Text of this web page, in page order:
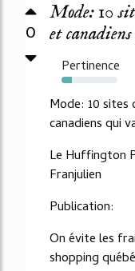
0
Mode: 10
et canadiens
Pertinence
19%
Mode: 10 sites
canadiens qui
Le Huffington
Franjulien
Publication:
On évite les
shopping